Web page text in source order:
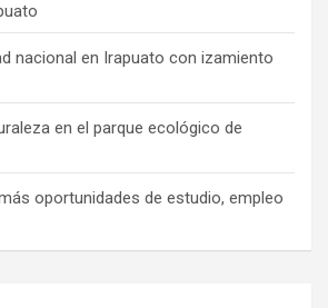
nacional en Irapuato con izamiento
en el parque ecológico de
oportunidades de estudio, empleo